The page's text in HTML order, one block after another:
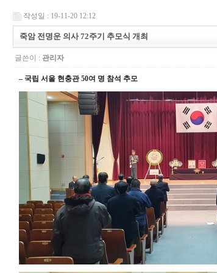
작성일 : 19-11-20 12:12
죽암 전명운 의사 72주기 추모식 개최
글쓴이 : 관리자
– 국립 서울 현충관 50여 명 참석 추모